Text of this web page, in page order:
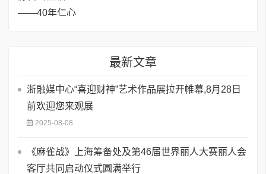
最新文章
浙融媒中心“喜迎财神”艺术作品展拉开帷幕,8月28日
前欢迎您来观展
2025-08-08
《麻雀战》上海筹备处及第46届世界丽人大赛丽人会
客厅共同启动仪式圆满举行